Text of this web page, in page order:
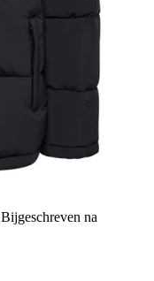
Bijgeschreven na